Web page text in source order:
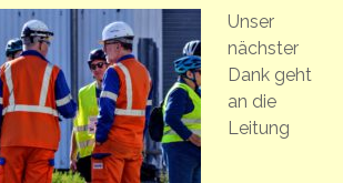
Unser
nächster
Dank geht
an die
Leitung